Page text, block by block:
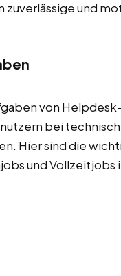
zuverlässige und
von
bei
Hier sind die
und Vollzeitjobs